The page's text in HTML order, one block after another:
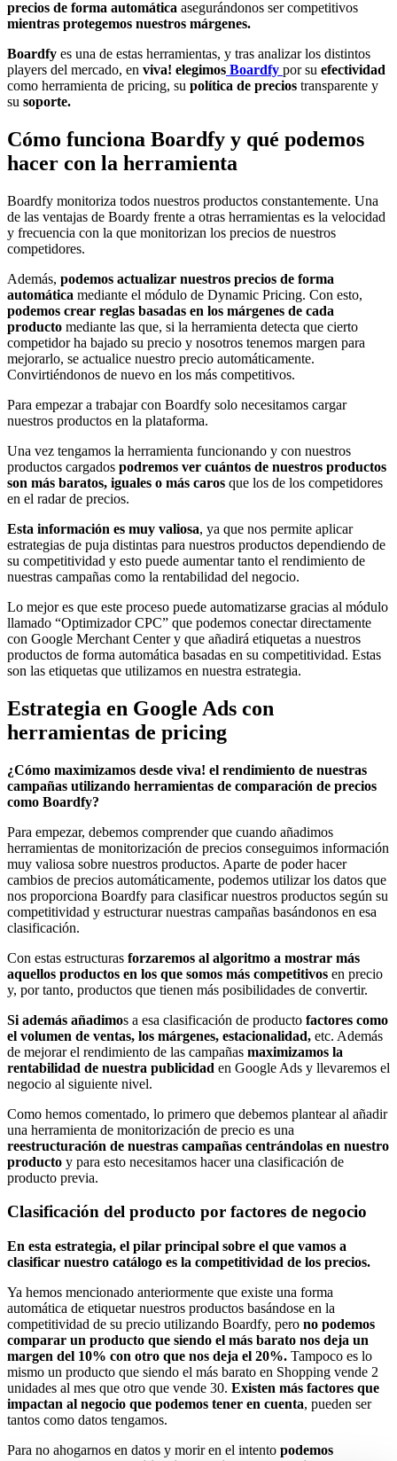
precios de forma automática asegurándonos ser competitivos
mientras protegemos nuestros márgenes.
Boardfy es una de estas herramientas, y tras analizar los distintos
players del mercado, en viva! elegimos Boardfy por su efectividad
como herramienta de pricing, su política de precios transparente y
su soporte.
Cómo funciona Boardfy y qué podemos
hacer con la herramienta
Boardfy monitoriza todos nuestros productos constantemente. Una
de las ventajas de Boardy frente a otras herramientas es la velocidad
y frecuencia con la que monitorizan los precios de nuestros
competidores.
Además, podemos actualizar nuestros precios de forma
automática mediante el módulo de Dynamic Pricing. Con esto,
podemos crear reglas basadas en los márgenes de cada
producto mediante las que, si la herramienta detecta que cierto
competidor ha bajado su precio y nosotros tenemos margen para
mejorarlo, se actualice nuestro precio automáticamente.
Convirtiéndonos de nuevo en los más competitivos.
Para empezar a trabajar con Boardfy solo necesitamos cargar
nuestros productos en la plataforma.
Una vez tengamos la herramienta funcionando y con nuestros
productos cargados podremos ver cuántos de nuestros productos
son más baratos, iguales o más caros que los de los competidores
en el radar de precios.
Esta información es muy valiosa, ya que nos permite aplicar
estrategias de puja distintas para nuestros productos dependiendo de
su competitividad y esto puede aumentar tanto el rendimiento de
nuestras campañas como la rentabilidad del negocio.
Lo mejor es que este proceso puede automatizarse gracias al módulo
llamado “Optimizador CPC” que podemos conectar directamente
con Google Merchant Center y que añadirá etiquetas a nuestros
productos de forma automática basadas en su competitividad. Estas
son las etiquetas que utilizamos en nuestra estrategia.
Estrategia en Google Ads con
herramientas de pricing
¿Cómo maximizamos desde viva! el rendimiento de nuestras
campañas utilizando herramientas de comparación de precios
como Boardfy?
Para empezar, debemos comprender que cuando añadimos
herramientas de monitorización de precios conseguimos información
muy valiosa sobre nuestros productos. Aparte de poder hacer
cambios de precios automáticamente, podemos utilizar los datos que
nos proporciona Boardfy para clasificar nuestros productos según su
competitividad y estructurar nuestras campañas basándonos en esa
clasificación.
Con estas estructuras forzaremos al algoritmo a mostrar más
aquellos productos en los que somos más competitivos en precio
y, por tanto, productos que tienen más posibilidades de convertir.
Si además añadimos a esa clasificación de producto factores como
el volumen de ventas, los márgenes, estacionalidad, etc. Además
de mejorar el rendimiento de las campañas maximizamos la
rentabilidad de nuestra publicidad en Google Ads y llevaremos el
negocio al siguiente nivel.
Como hemos comentado, lo primero que debemos plantear al añadir
una herramienta de monitorización de precio es una
reestructuración de nuestras campañas centrándolas en nuestro
producto y para esto necesitamos hacer una clasificación de
producto previa.
Clasificación del producto por factores de negocio
En esta estrategia, el pilar principal sobre el que vamos a
clasificar nuestro catálogo es la competitividad de los precios.
Ya hemos mencionado anteriormente que existe una forma
automática de etiquetar nuestros productos basándose en la
competitividad de su precio utilizando Boardfy, pero no podemos
comparar un producto que siendo el más barato nos deja un
margen del 10% con otro que nos deja el 20%. Tampoco es lo
mismo un producto que siendo el más barato en Shopping vende 2
unidades al mes que otro que vende 30. Existen más factores que
impactan al negocio que podemos tener en cuenta, pueden ser
tantos como datos tengamos.
Para no ahogarnos en datos y morir en el intento podemos